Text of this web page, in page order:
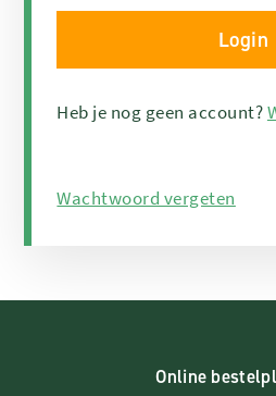
Heb je nog geen account?
Wachtwoord vergeten
Online